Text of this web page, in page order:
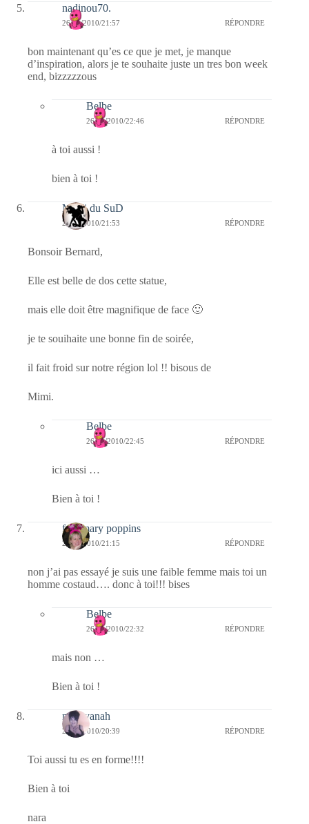
nadinou70.
26/11/2010/21:57 RÉPONDRE
bon maintenant qu’es ce que je met, je manque
d’inspiration, alors je te souhaite juste un tres bon week
end, bizzzzzous
Belbe
26/11/2010/22:46 RÉPONDRE
à toi aussi !
bien à toi !
MiMi du SuD
26/11/2010/21:53 RÉPONDRE
Bonsoir Bernard,
Elle est belle de dos cette statue,
mais elle doit être magnifique de face 🙂
je te souihaite une bonne fin de soirée,
il fait froid sur notre région lol !! bisous de
Mimi.
Belbe
26/11/2010/22:45 RÉPONDRE
ici aussi …
Bien à toi !
fabymary poppins
26/11/2010/21:15 RÉPONDRE
non j’ai pas essayé je suis une faible femme mais toi un
homme costaud…. donc à toi!!! bises
Belbe
26/11/2010/22:32 RÉPONDRE
mais non …
Bien à toi !
nara-yanah
26/11/2010/20:39 RÉPONDRE
Toi aussi tu es en forme!!!!
Bien à toi
nara